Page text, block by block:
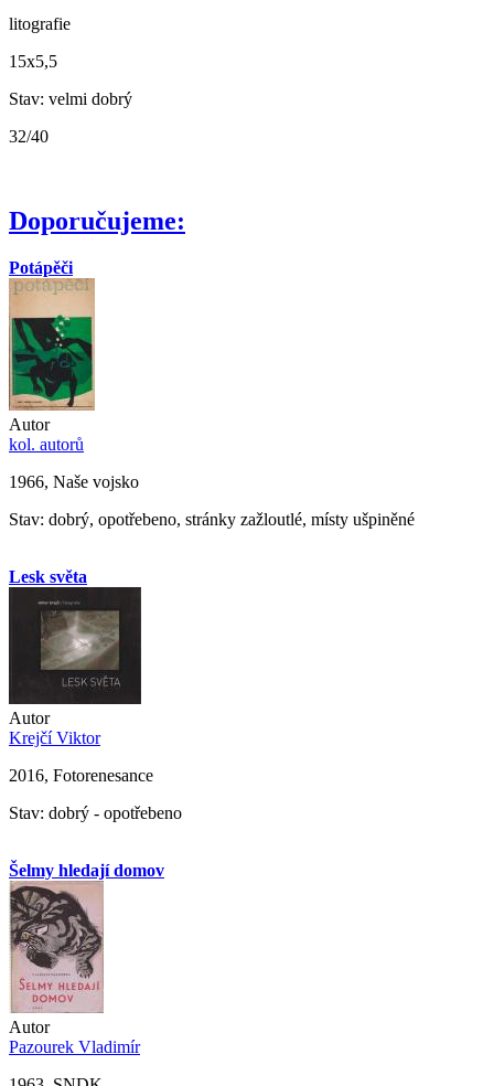
litografie
15x5,5
Stav: velmi dobrý
32/40
Doporučujeme:
Potápěči
Autor
kol. autorů
1966, Naše vojsko
Stav: dobrý, opotřebeno, stránky zažloutlé, místy ušpiněné
Lesk světa
Autor
Krejčí Viktor
2016, Fotorenesance
Stav: dobrý - opotřebeno
Šelmy hledají domov
Autor
Pazourek Vladimír